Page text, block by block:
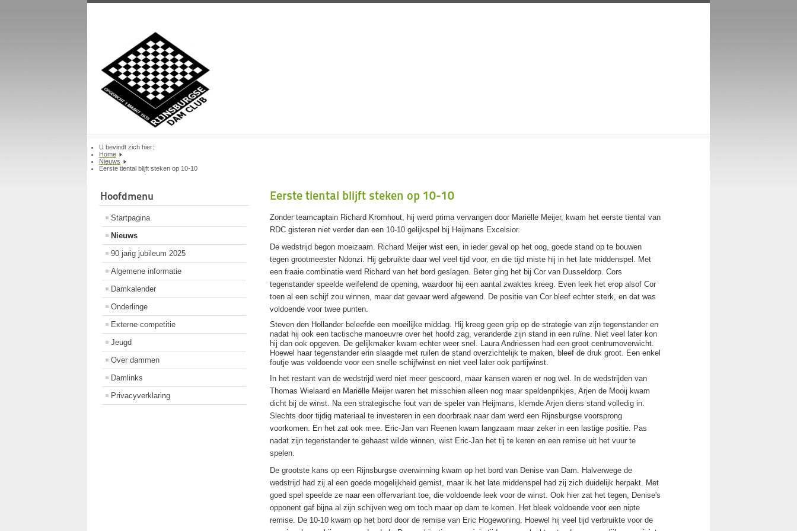
U bevindt zich hier:
Home
Nieuws
Eerste tiental blijft steken op 10-10
Hoofdmenu
Startpagina
Nieuws
90 jarig jubileum 2025
Algemene informatie
Damkalender
Onderlinge
Externe competitie
Jeugd
Over dammen
Damlinks
Privacyverklaring
Eerste tiental blijft steken op 10-10
Zonder teamcaptain Richard Kromhout, hij werd prima vervangen door Mariëlle Meijer, kwam het eerste tiental van
RDC gisteren niet verder dan een 10-10 gelijkspel bij Heijmans Excelsior.
De wedstrijd begon moeizaam. Richard Meijer wist een, in ieder geval op het oog, goede stand op te bouwen
tegen grootmeester Ndonzi. Hij gebruikte daar wel veel tijd voor, en die tijd miste hij in het late middenspel. Met
een fraaie combinatie werd Richard van het bord geslagen. Beter ging het bij Cor van Dusseldorp. Cors
tegenstander speelde weifelend de opening, waardoor hij een aantal zwaktes kreeg. Even leek het erop alsof Cor
toen al een schijf zou winnen, maar dat gevaar werd afgewend. De positie van Cor bleef echter sterk, en dat was
voldoende voor twee punten.
Steven den Hollander beleefde een moeilijke middag. Hij kreeg geen grip op de strategie van zijn tegenstander en
nadat hij ook een tactische manoeuvre over het hoofd zag, veranderde zijn stand in een ruïne. Niet veel later kon
hij dan ook opgeven. De gelijkmaker kwam echter weer snel. Laura Andriessen had een groot centrumoverwicht.
Hoewel haar tegenstander erin slaagde met ruilen de stand overzichtelijk te maken, bleef de druk groot. Een enkel
foutje was voldoende voor een snelle schijfwinst en niet veel later ook partijwinst.
In het restant van de wedstrijd werd niet meer gescoord, maar kansen waren er nog wel. In de wedstrijden van
Thomas Wielaard en Mariëlle Meijer waren het misschien alleen nog maar speldenprikjes, Arjen de Mooij kwam
dicht bij de winst. Na een strategische fout van de speler van Heijmans, klemde Arjen diens stand volledig in.
Slechts door tijdig materiaal te investeren in een doorbraak naar dam werd een Rijnsburgse voorsprong
voorkomen. En het zat ook mee. Eric-Jan van Reenen kwam langzaam maar zeker in een lastige positie. Pas
nadat zijn tegenstander te gehaast wilde winnen, wist Eric-Jan het tij te keren en een remise uit het vuur te
spelen.
De grootste kans op een Rijnsburgse overwinning kwam op het bord van Denise van Dam. Halverwege de
wedstrijd had zij al een goede mogelijkheid gemist, maar ik het late middenspel had zij zich duidelijk herpakt. Met
goed spel speelde ze naar een offervariant toe, die voldoende leek voor de winst. Ook hier zat het tegen, Denise's
opponent gaf bijna al zijn schijven weg om toch maar op dam te komen. Het bleek voldoende voor een nipte
remise. De 10-10 kwam op het bord door de remise van Eric Hogewoning. Hoewel hij veel tijd verbruikte voor de